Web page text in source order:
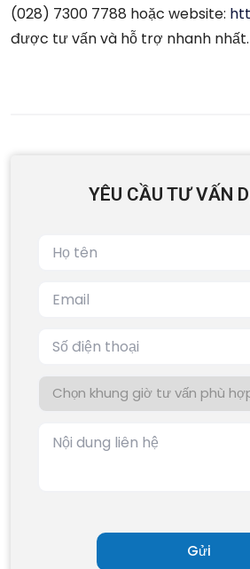
(028) 7300 7788 hoặc website:
được tư vấn và hỗ trợ nhanh nhất.
YÊU CẦU TƯ VẤN